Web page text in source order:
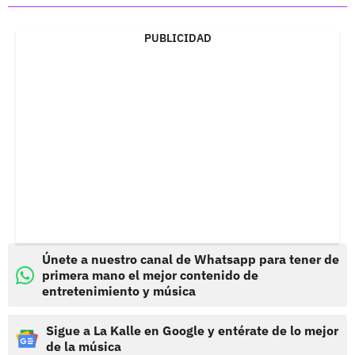
PUBLICIDAD
Únete a nuestro canal de Whatsapp para tener de
primera mano el mejor contenido de
entretenimiento y música
Sigue a La Kalle en Google y entérate de lo mejor
de la música